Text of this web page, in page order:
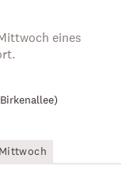
eines
Birkenallee)